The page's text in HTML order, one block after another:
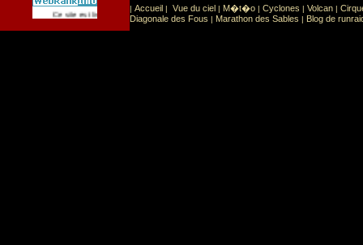
Ce site est list� dans la cat�gorie Sport Sports extr�mes
| Accueil | Vue du ciel | M�t�o | Cyclones | Volcan |
Diagonale des Fous | Marathon des Sables | Blog de